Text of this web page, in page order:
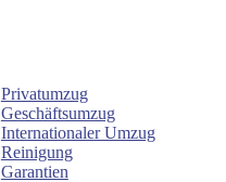
Privatumzug
Geschäftsumzug
Internationaler Umzug
Reinigung
Garantien